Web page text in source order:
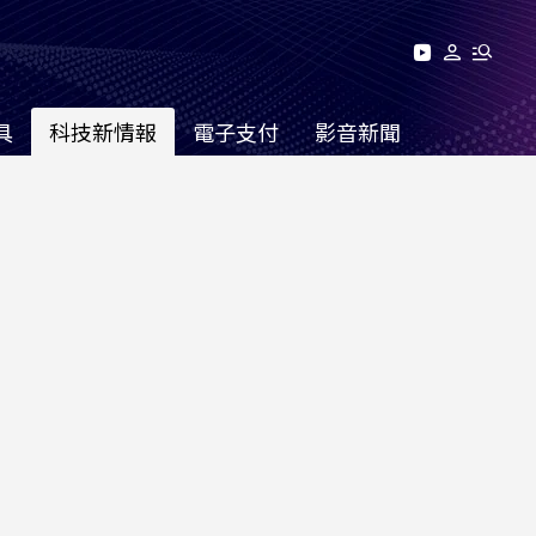
科技新情報 電子支付 影音新聞